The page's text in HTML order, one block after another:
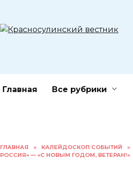
Главная Все рубрики
ГЛАВНАЯ » КАЛЕЙДОСКОП СОБЫТИЙ »
РОССИЯ» — «С НОВЫМ ГОДОМ, ВЕТЕРАН!»